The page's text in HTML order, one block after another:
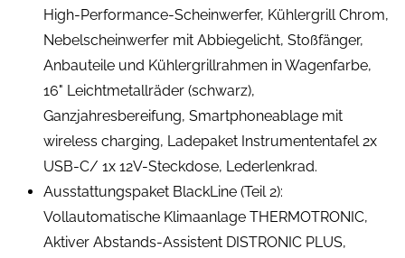
High-Performance-Scheinwerfer, Kühlergrill Chrom,
Nebelscheinwerfer mit Abbiegelicht, Stoßfänger,
Anbauteile und Kühlergrillrahmen in Wagenfarbe,
16" Leichtmetallräder (schwarz),
Ganzjahresbereifung, Smartphoneablage mit
wireless charging, Ladepaket Instrumententafel 2x
USB-C/ 1x 12V-Steckdose, Lederlenkrad.
Ausstattungspaket BlackLine (Teil 2):
Vollautomatische Klimaanlage THERMOTRONIC,
Aktiver Abstands-Assistent DISTRONIC PLUS,